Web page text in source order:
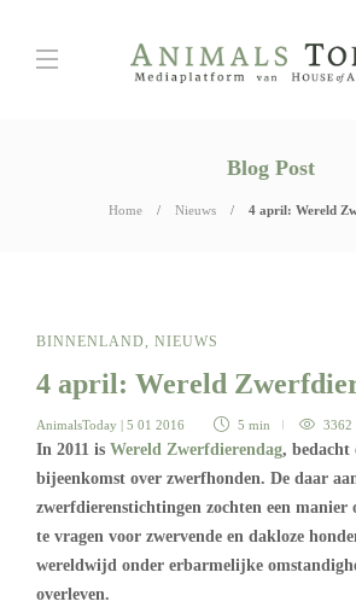
Blog Post
Home Nieuws 4 april: Wereld
BINNENLAND, NIEUWS
4 april: Wereld
AnimalsToday | 5 01 2016 5 min 3362
In 2011 is Wereld Zwerfdierendag, bedacht
bijeenkomst over zwerfhonden. De daar
zwerfdierenstichtingen zochten een manier
te vragen voor zwervende en dakloze
wereldwijd onder erbarmelijke
overleven.